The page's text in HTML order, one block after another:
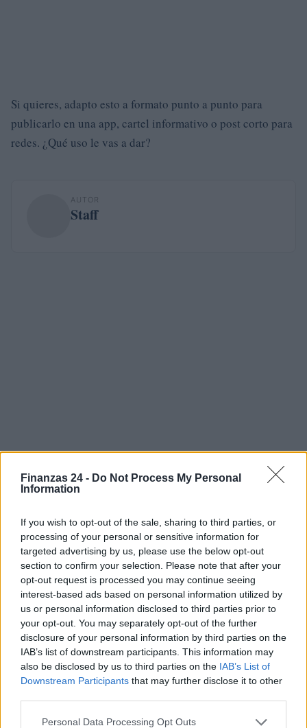
Finanzas 24 - Do Not Process My Personal
Information
If you wish to opt-out of the sale, sharing to third parties, or
processing of your personal or sensitive information for
targeted advertising by us, please use the below opt-out
section to confirm your selection. Please note that after your
opt-out request is processed you may continue seeing
interest-based ads based on personal information utilized by
us or personal information disclosed to third parties prior to
your opt-out. You may separately opt-out of the further
disclosure of your personal information by third parties on the
IAB’s list of downstream participants. This information may
also be disclosed by us to third parties on the IAB’s List of
Downstream Participants that may further disclose it to other
Please note that this website/app uses one or more Google
Personal Data Processing Opt Outs
Si quieres, adapto esto a formato punto a punto para
publicarlo en una app, cartel informativo o post corto para
redes. ¿Qué uso le vas a dar?
AUTOR
Staff
Sigue leyendo